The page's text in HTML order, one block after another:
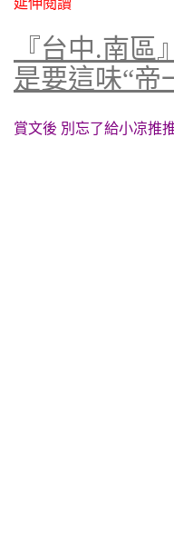
延伸閱讀
『台中.南
是要這味“帝
賞文後 別忘了給小凉推